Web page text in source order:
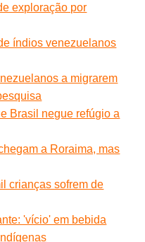
exploração por
índios venezuelanos
a migrarem
Brasil negue refúgio a
a Roraima, mas
crianças sofrem de
'vício' em bebida